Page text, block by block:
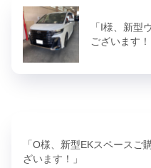
「I様、新型
ございます！
「O様、新型EKスペースご
ざいます！」